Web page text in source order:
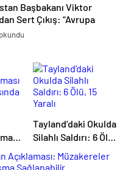
Başbakanı Viktor
Sert Çıkış: “Avrupa
Sürecinde”
Tayland’daki Okulda
Silahlı Saldırı: 6 Ölü,
15 Yaralı